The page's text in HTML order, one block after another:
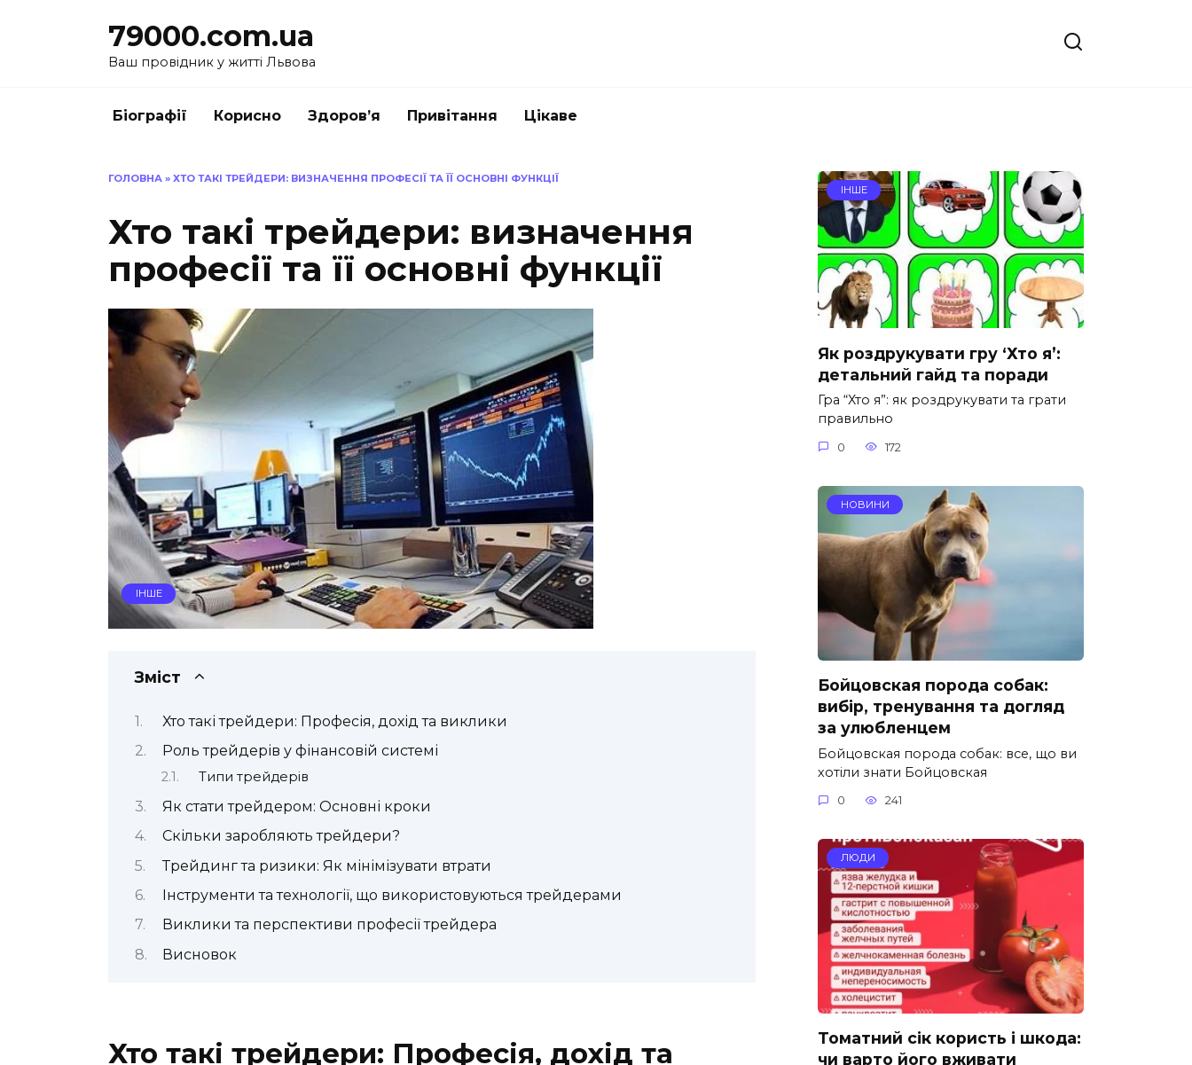
79000.com.ua
Ваш провідник у житті Львова
Біографії Корисно Здоров’я Привітання Цікаве
ГОЛОВНА » ХТО ТАКІ ТРЕЙДЕРИ: ВИЗНАЧЕННЯ ПРОФЕСІЇ ТА ЇЇ ОСНОВНІ ФУНКЦІЇ
Хто такі трейдери: визначення
професії та її основні функції
ІНШЕ
Зміст
Хто такі трейдери: Професія, дохід та виклики
Роль трейдерів у фінансовій системі
Типи трейдерів
Як стати трейдером: Основні кроки
Скільки заробляють трейдери?
Трейдинг та ризики: Як мінімізувати втрати
Інструменти та технології, що використовуються трейдерами
Виклики та перспективи професії трейдера
Висновок
Хто такі трейдери: Професія, дохід та
ІНШЕ
Як роздрукувати гру ‘Хто я’:
детальний гайд та поради
Гра “Хто я”: як роздрукувати та грати
правильно
0 172
НОВИНИ
Бойцовская порода собак:
вибір, тренування та догляд
за улюбленцем
Бойцовская порода собак: все, що ви
хотіли знати Бойцовская
0 241
ЛЮДИ
Томатний сік користь і шкода:
чи варто його вживати